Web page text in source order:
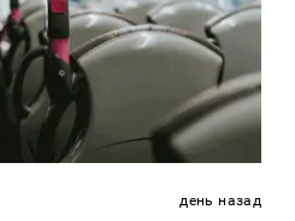
день назад